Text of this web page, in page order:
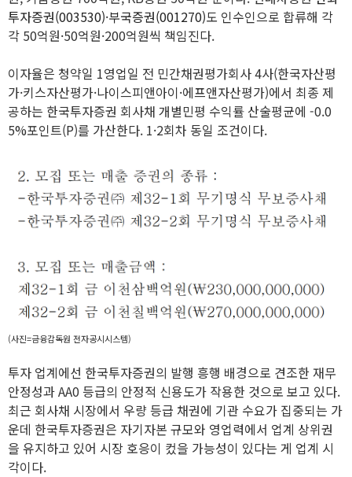
투자증권(003530)·부국증권(001270)도 인수인으로 합류해 각
각 50억원·50억원·200억원씩 책임진다.
이자율은 청약일 1영업일 전 민간채권평가회사 4사(한국자산평
가·키스자산평가·나이스피앤아이·에프앤자산평가)에서 최종 제
공하는 한국투자증권 회사채 개별민평 수익률 산술평균에 -0.0
5%포인트(P)를 가산한다. 1·2회차 동일 조건이다.
(사진=금융감독원 전자공시시스템)
투자 업계에선 한국투자증권의 발행 흥행 배경으로 견조한 재무
안정성과 AA0 등급의 안정적 신용도가 작용한 것으로 보고 있다.
최근 회사채 시장에서 우량 등급 채권에 기관 수요가 집중되는 가
운데 한국투자증권은 자기자본 규모와 영업력에서 업계 상위권
을 유지하고 있어 시장 호응이 컸을 가능성이 있다는 게 업계 시
각이다.